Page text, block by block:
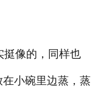
像的，同样也
小碗里边蒸，蒸